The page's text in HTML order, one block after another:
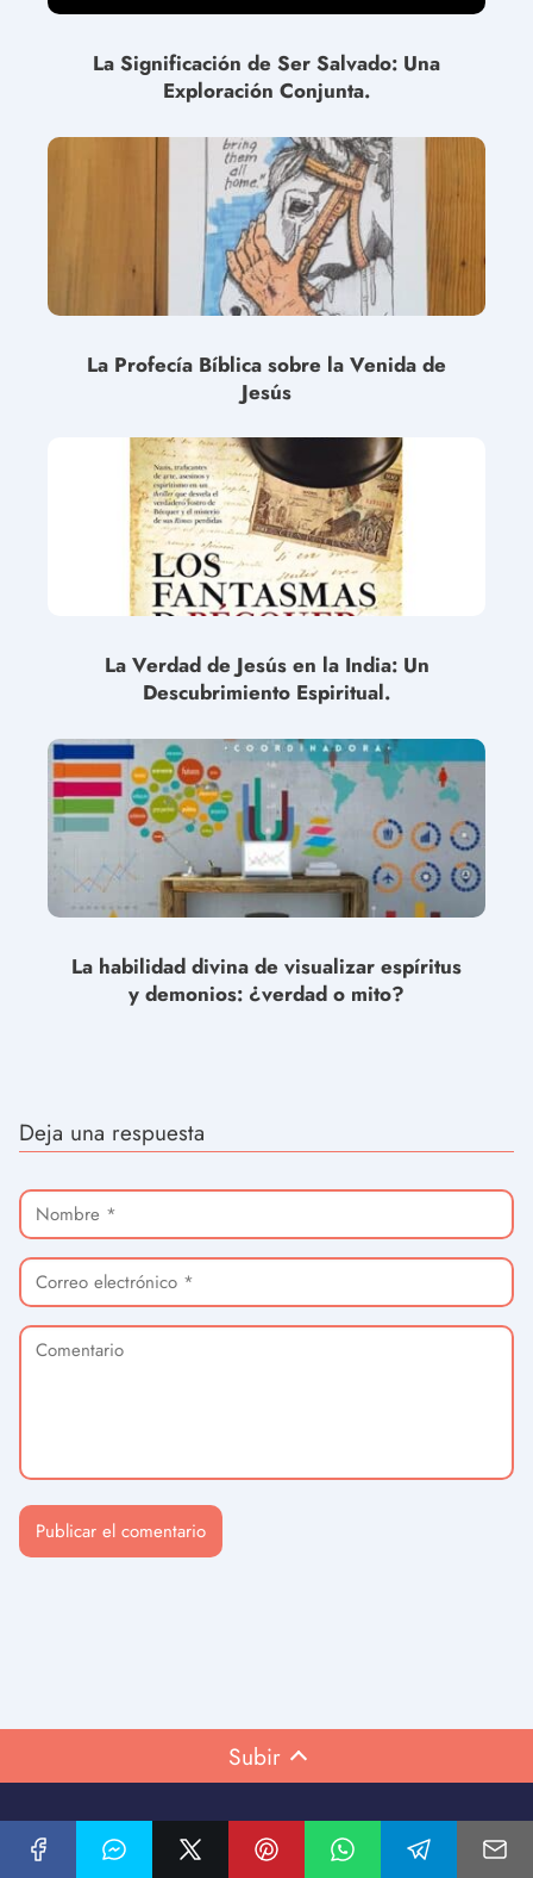
La Significación de Ser Salvado: Una
Exploración Conjunta.
La Profecía Bíblica sobre la Venida de
Jesús
La Verdad de Jesús en la India: Un
Descubrimiento Espiritual.
La habilidad divina de visualizar espíritus
y demonios: ¿verdad o mito?
Deja una respuesta
Subir